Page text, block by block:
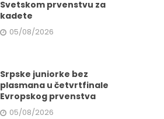
Svetskom prvenstvu za
kadete
05/08/2026
Srpske juniorke bez
plasmana u četvrtfinale
Evropskog prvenstva
05/08/2026